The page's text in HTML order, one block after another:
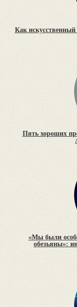
Как
Пять хороших
«Мы были
обезьяны»: